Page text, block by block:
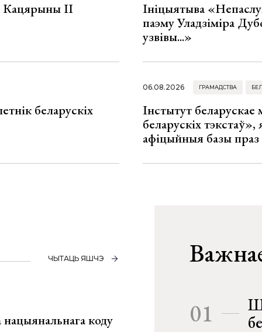
Кацярыны ІІ
Ініцыятыва
паэму Уладзіміра
узвівы...»
беларускіх
06.08.2026 ГРАМАДСТВА
Інстытут
беларускіх тэкстаў»,
афіцыйныя базы праз
ЧЫТАЦЬ ЯШЧЭ
нацыянальнага коду 01